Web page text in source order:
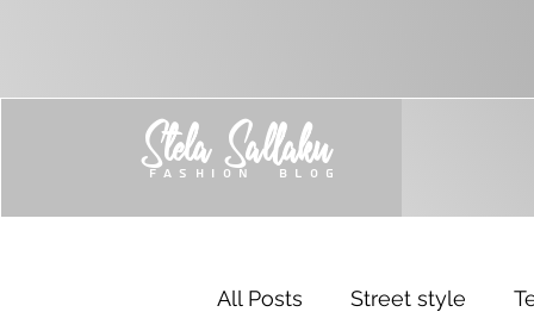
Stela Sallaku
FASHION BLOG
All Posts Street style